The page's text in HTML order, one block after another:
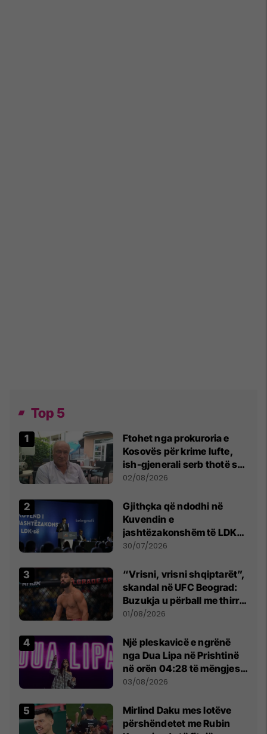
Top 5
Ftohet nga prokuroria e
Kosovës për krime lufte,
ish-gjenerali serb thotë se
dikush e tradhtoi në
02/08/2026
Gjithçka që ndodhi në
Kuvendin e
jashtëzakonshëm të LDK-
së
30/07/2026
“Vrisni, vrisni shqiptarët”,
skandal në UFC Beograd:
Buzukja u përball me thirrje
anti-shqiptare nga
01/08/2026
Një pleskavicë e ngrënë
nga Dua Lipa në Prishtinë
në orën 04:28 të mëngjesit
- dhe bota digjitale serbe
03/08/2026
Mirlind Daku mes lotëve
përshëndetet me Rubin